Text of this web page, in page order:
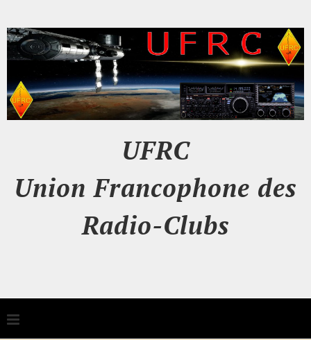
UFRC
Union Francophone des
Radio-Clubs